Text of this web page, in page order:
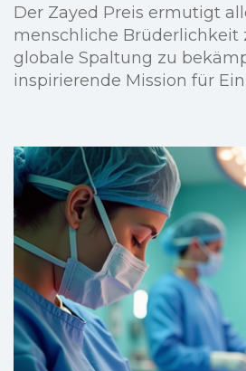
Der Zayed Preis ermutigt
menschliche Brüderlichkeit
globale Spaltung zu
inspirierende Mission für